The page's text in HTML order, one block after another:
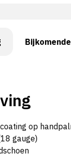
op
gauge)